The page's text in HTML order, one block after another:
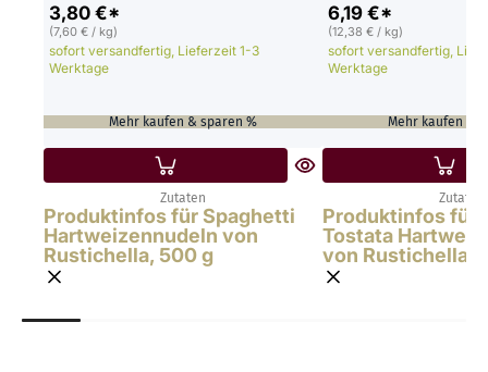
3,80 €*
(7,60 € / kg)
sofort versandfertig, Lieferzeit 1-3
Werktage
Mehr kaufen & sparen %
Zutaten
Produktinfos für Spaghetti
Hartweizennudeln von
Rustichella, 500 g
6,19 €*
(12,38 € / kg)
sofort versandfertig,
Werktage
Mehr kaufen &
Zutaten
Produktinfos für
Tostata
von Rustichella,